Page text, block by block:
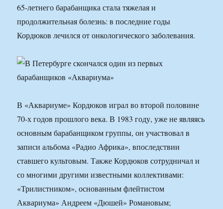
65-летнего барабанщика стала тяжелая и
продолжительная болезнь: в последние годы
Кордюков лечился от онкологического заболевания.
В «Аквариуме» Кордюков играл во второй половине
70-х годов прошлого века. В 1983 году, уже не являясь
основным барабанщиком группы, он участвовал в
записи альбома «Радио Африка», впоследствии
ставшего культовым. Также Кордюков сотрудничал и
со многими другими известными коллективами:
«Трилистником», основанным флейтистом
Аквариума» Андреем «Дюшей» Романовым;